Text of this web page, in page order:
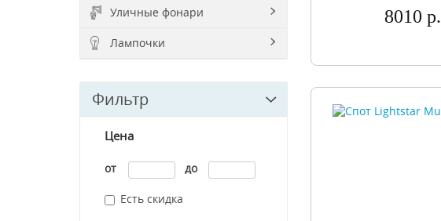
Уличные фонари
Лампочки
Фильтр
Цена
от до
Есть скидка
8010 р.